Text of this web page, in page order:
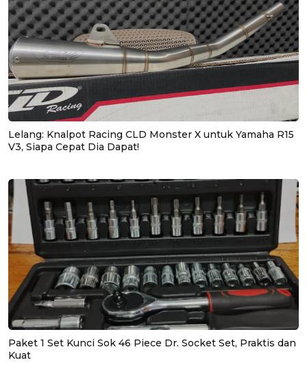
Lelang: Knalpot Racing CLD Monster X untuk Yamaha R15
V3, Siapa Cepat Dia Dapat!
Paket 1 Set Kunci Sok 46 Piece Dr. Socket Set, Praktis dan
Kuat